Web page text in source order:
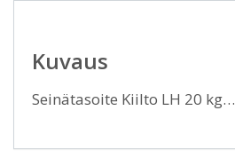
Kuvaus
Seinätasoite Kiilto LH 20 kg…